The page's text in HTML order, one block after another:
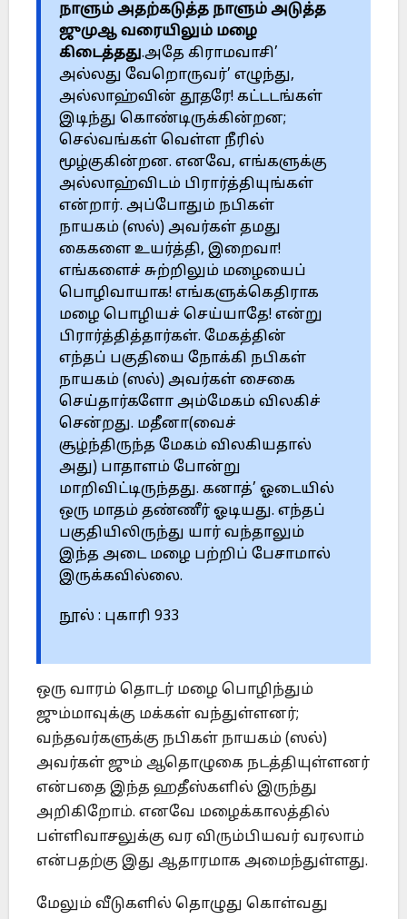
நாளும் அதற்கடுத்த நாளும் அடுத்த
ஜுமுஆ வரையிலும் மழை
கிடைத்தது.அதே கிராமவாசி’
அல்லது வேறொருவர்’ எழுந்து,
அல்லாஹ்வின் தூதரே! கட்டடங்கள்
இடிந்து கொண்டிருக்கின்றன;
செல்வங்கள் வெள்ள நீரில்
மூழ்குகின்றன. எனவே, எங்களுக்கு
அல்லாஹ்விடம் பிரார்த்தியுங்கள்
என்றார். அப்போதும் நபிகள்
நாயகம் (ஸல்) அவர்கள் தமது
கைகளை உயர்த்தி, இறைவா!
எங்களைச் சுற்றிலும் மழையைப்
பொழிவாயாக! எங்களுக்கெதிராக
மழை பொழியச் செய்யாதே! என்று
பிரார்த்தித்தார்கள். மேகத்தின்
எந்தப் பகுதியை நோக்கி நபிகள்
நாயகம் (ஸல்) அவர்கள் சைகை
செய்தார்களோ அம்மேகம் விலகிச்
சென்றது. மதீனா(வைச்
சூழ்ந்திருந்த மேகம் விலகியதால்
அது) பாதாளம் போன்று
மாறிவிட்டிருந்தது. கனாத்’ ஓடையில்
ஒரு மாதம் தண்ணீர் ஓடியது. எந்தப்
பகுதியிலிருந்து யார் வந்தாலும்
இந்த அடை மழை பற்றிப் பேசாமால்
இருக்கவில்லை.
நூல் : புகாரி 933
ஒரு வாரம் தொடர் மழை பொழிந்தும்
ஜும்மாவுக்கு மக்கள் வந்துள்ளனர்;
வந்தவர்களுக்கு நபிகள் நாயகம் (ஸல்)
அவர்கள் ஜும் ஆதொழுகை நடத்தியுள்ளனர்
என்பதை இந்த ஹதீஸ்களில் இருந்து
அறிகிறோம். எனவே மழைக்காலத்தில்
பள்ளிவாசலுக்கு வர விரும்பியவர் வரலாம்
என்பதற்கு இது ஆதாரமாக அமைந்துள்ளது.
மேலும் வீடுகளில் தொழுது கொள்வது